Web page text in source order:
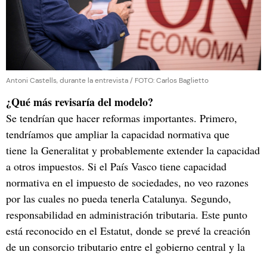
Antoni Castells, durante la entrevista / FOTO: Carlos Baglietto
¿Qué más revisaría del modelo?
Se tendrían que hacer reformas importantes. Primero,
tendríamos que ampliar la capacidad normativa que
tiene la Generalitat y probablemente extender la capacidad
a otros impuestos. Si el País Vasco tiene capacidad
normativa en el impuesto de sociedades, no veo razones
por las cuales no pueda tenerla Catalunya. Segundo,
responsabilidad en administración tributaria. Este punto
está reconocido en el Estatut, donde se prevé la creación
de un consorcio tributario entre el gobierno central y la